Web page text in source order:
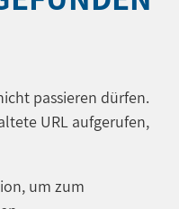
passieren dürfen.
URL aufgerufen,
um zum